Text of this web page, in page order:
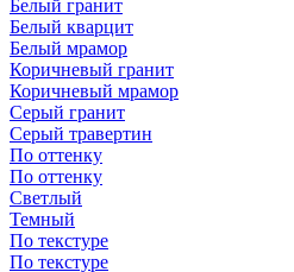
Белый гранит
Белый кварцит
Белый мрамор
Коричневый гранит
Коричневый мрамор
Серый гранит
Серый травертин
По оттенку
По оттенку
Светлый
Темный
По текстуре
По текстуре